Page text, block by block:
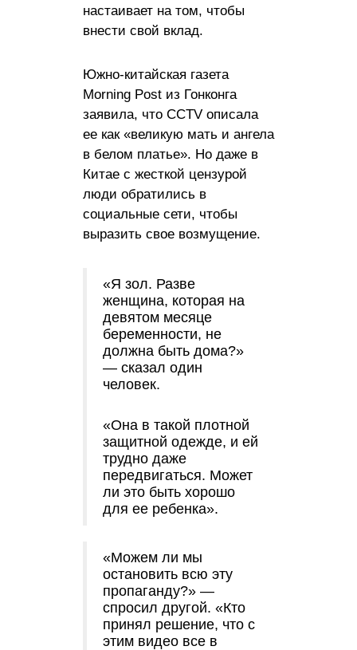
настаивает на том, чтобы
внести свой вклад.
Южно-китайская газета
Morning Post из Гонконга
заявила, что CCTV описала
ее как «великую мать и ангела
в белом платье». Но даже в
Китае с жесткой цензурой
люди обратились в
социальные сети, чтобы
выразить свое возмущение.
«Я зол. Разве
женщина, которая на
девятом месяце
беременности, не
должна быть дома?»
— сказал один
человек.
«Она в такой плотной
защитной одежде, и ей
трудно даже
передвигаться. Может
ли это быть хорошо
для ее ребенка».
«Можем ли мы
остановить всю эту
пропаганду?» —
спросил другой. «Кто
принял решение, что с
этим видео все в